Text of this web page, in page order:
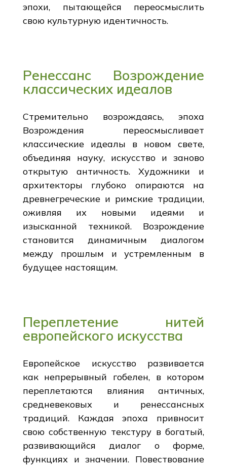
эпохи, пытающейся переосмыслить
свою культурную идентичность.
Ренессанс Возрождение
классических идеалов
Стремительно возрождаясь, эпоха
Возрождения переосмысливает
классические идеалы в новом свете,
объединяя науку, искусство и заново
открытую античность. Художники и
архитекторы глубоко опираются на
древнегреческие и римские традиции,
оживляя их новыми идеями и
изысканной техникой. Возрождение
становится динамичным диалогом
между прошлым и устремленным в
будущее настоящим.
Переплетение нитей
европейского искусства
Европейское искусство развивается
как непрерывный гобелен, в котором
переплетаются влияния античных,
средневековых и ренессансных
традиций. Каждая эпоха привносит
свою собственную текстуру в богатый,
развивающийся диалог о форме,
функциях и значении. Повествование